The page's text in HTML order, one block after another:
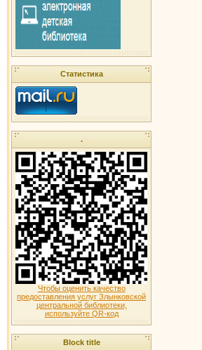
Статистика
.
Чтобы оценить качество
предоставления услуг Злынковской
центральной библиотеки,
используйте QR-код
Block title